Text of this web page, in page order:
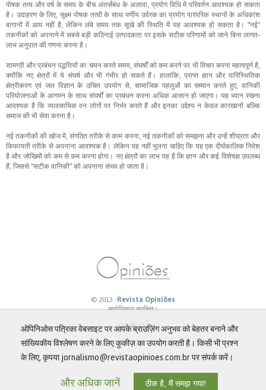
पोषक तत्व और वर्ष के समय के बीच अंतर्संबंध के अलावा, प्रयोग विधि में परिवर्तन आवश्यक हो सकता
है। उदाहरण के लिए, सूक्ष्म पोषक तत्वों के साथ पर्णीय उर्वरक का प्रयोग पारंपरिक स्थानों के अधिकांश
बागानों में आम नहीं है, लेकिन लंबे समय तक सूखे की स्थिति में यह आवश्यक हो सकता है। "नई"
तकनीकों को अपनाने में सबसे बड़ी कठिनाई उत्पादकता पर इसके सटीक परिणामों को जाने बिना लागत-
लाभ अनुपात की गणना करना है।
सामग्री और प्रबंधन पद्धतियों का चयन करते समय, संघर्षों को कम करने पर भी विचार करना महत्वपूर्ण है,
क्योंकि नए क्षेत्रों में ये संघर्ष और भी गंभीर हो सकते हैं। हालांकि, प्राप्त ज्ञान और पारिस्थितिक
क्षेत्रीकरण एवं जल विज्ञान के उचित उपयोग से, सामाजिक पहलुओं का सम्मान करते हुए, वानिकी
परियोजनाओं के आगमन के साथ संघर्षों का प्रबंधन करना अधिक आसान हो जाएगा। यह ध्यान रखना
आवश्यक है कि व्यावसायिक वन लोगों पर निर्भर करते हैं और इनका उद्देश्य न केवल कारखानों बल्कि
समाज की भी सेवा करना है।
नई तकनीकों की खोज में, संगठित तरीके से काम करना, नई तकनीकों को समझना और उन्हें शीघ्रता और
किफायती तरीके से अपनाना आवश्यक है। लेकिन यह नहीं भूलना चाहिए कि यह एक दीर्घकालिक निवेश
है और जोखिमों को कम से कम करना होगा। नए क्षेत्रों का लाभ यह है कि ज्ञान और कई विशेषज्ञ उपलब्ध
हैं, जिससे "सटीक वानिकी" को अपनाना संभव हो जाता है।
© 2013 -Revista Opiniões
सर्वाधिकार सुरक्षित।
ओपिनिओस पत्रिका वेबसाइट पर आपके ब्राउज़िंग अनुभव को बेहतर बनाने और
सांख्यिकीय विश्लेषण करने के लिए कुकीज़ का उपयोग करती है। किसी भी प्रश्न
के लिए, कृपया jornalismo@revistaopinioes.com.br पर संपर्क करें।
और अधिक जानें ठीक है, मैं समझ गया!